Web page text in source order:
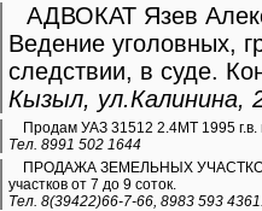
АДВОКАТ Язев
Ведение уголовных,
следствии, в суде.
Кызыл, ул.Калинина,
Продам УАЗ 31512 2.4МТ 1995 г.в.
Тел. 8991 502 1644
ПРОДАЖА ЗЕМЕЛЬНЫХ УЧАСТКОВ
участков от 7 до 9 соток.
Тел. 8(39422)66-7-66, 8983 593